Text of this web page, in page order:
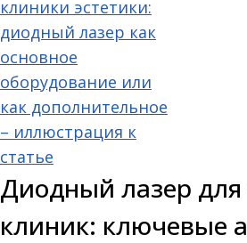
Диодный лазер для
клиник: ключевые